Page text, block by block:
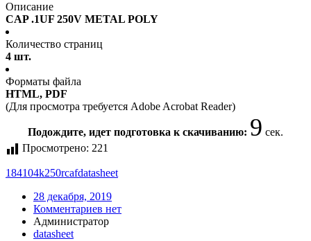
Описание
CAP .1UF 250V METAL POLY
Количество страниц
4 шт.
Форматы файла
HTML, PDF
(Для просмотра требуется Adobe Acrobat Reader)
Подождите, идет подготовка к скачиванию: 9 сек.
Просмотрено: 221
184104k250rcafdatasheet
28 декабря, 2019
Комментариев нет
Администратор
datasheet